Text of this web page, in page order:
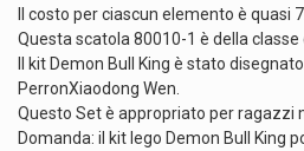
Il costo per ciascun elemento è quasi
Questa scatola 80010-1 è della classe
Il kit Demon Bull King è stato
PerronXiaodong Wen.
Questo Set è appropriato per ragazzi
Domanda: il kit lego Demon Bull King